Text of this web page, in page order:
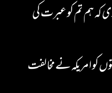
کہ ہم تم کو عبرت کی
کو امریکہ نے مخالفت